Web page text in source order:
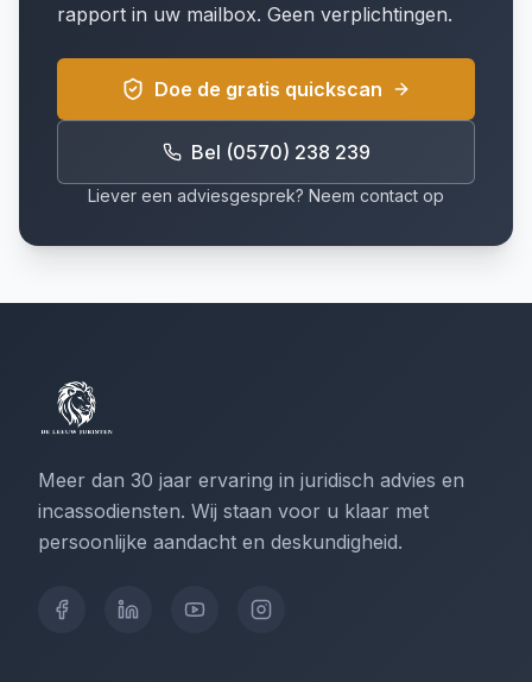
rapport in uw mailbox. Geen verplichtingen.
Doe de gratis quickscan
Bel (0570) 238 239
Liever een adviesgesprek? Neem contact op
Meer dan 30 jaar ervaring in juridisch advies en
incassodiensten. Wij staan voor u klaar met
persoonlijke aandacht en deskundigheid.